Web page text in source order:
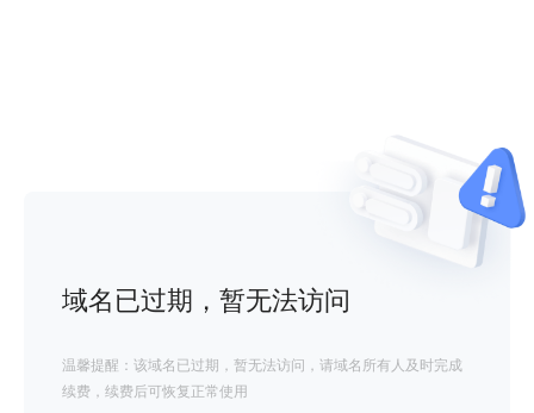
域名已过期，暂无法访问
温馨提醒：该域名已过期，暂无法访问，请域名所有人及时完成
续费，续费后可恢复正常使用